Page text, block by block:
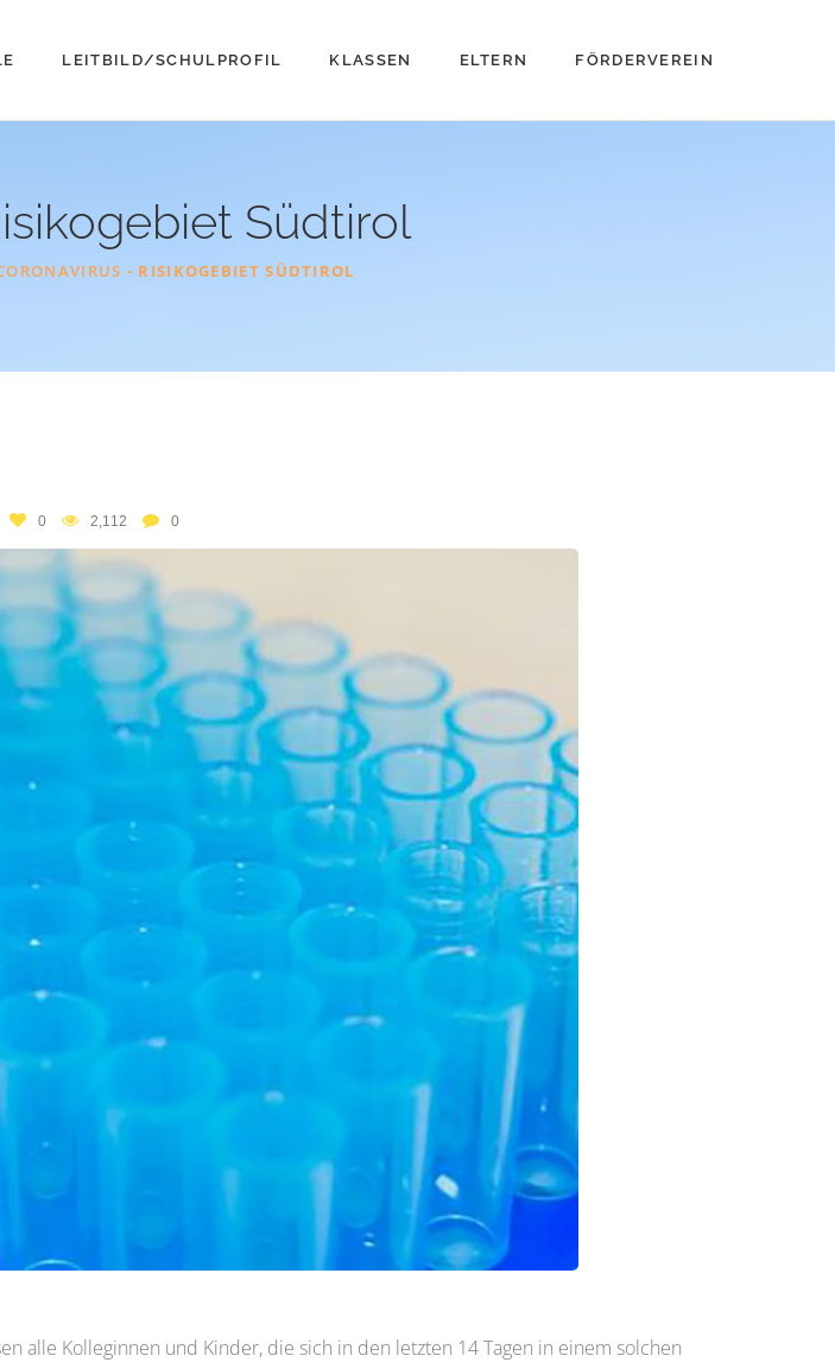
LEITBILD/SCHULPROFIL KLASSEN ELTERN FÖRDERVEREIN
Südtirol
- RISIKOGEBIET SÜDTIROL
0 2,112 0
alle Kolleginnen und Kinder, die sich in den letzten 14 Tagen in einem solchen